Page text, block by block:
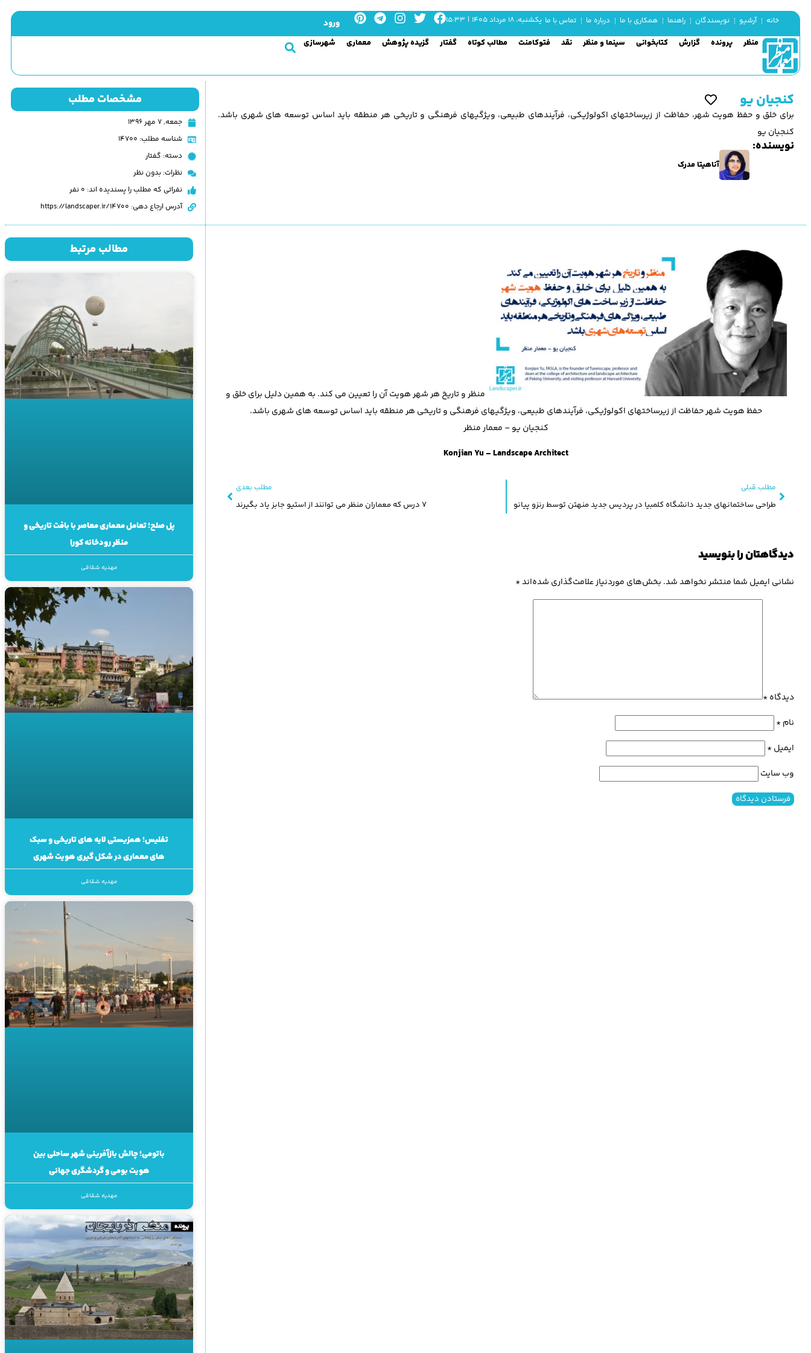
خانه آرشیو نویسندگان راهنما همکاری با ما درباره ما تماس با ما یکشنبه، ۱۸ مرداد ۱۴۰۵ | ۱۵:۳۳ ورود
منظر پرونده گزارش کتابخوانی سینما و منظر نقد فتوکامنت مطالب کوتاه گفتار گزیده پژوهش معماری شهرسازی
کنجیان یو
برای خلق و حفظ هويت شهر، حفاظت از زيرساختهای اكولوژيكی، فرآيندهای طبيعی، ويژگیهای فرهنگی و تاريخی هر منطقه بايد اساس توسعه های شهری باشد.
کنجیان یو
نویسنده:
آناهیتا مدرک
مشخصات مطلب
جمعه, ۷ مهر ۱۳۹۶
شناسه مطلب: 14700
دسته: گفتار
نظرات: بدون نظر
نفراتی که مطلب را پسندیده اند: 0 نفر
آدرس ارجاع دهی: https://landscaper.ir/14700
منظر و تاريخ هر شهر هويت آن را تعيين می كند. به همين دليل برای خلق و
حفظ هويت شهر حفاظت از زيرساختهای اكولوژيكی، فرآيندهای طبيعی، ويژگیهای فرهنگی و تاريخی هر منطقه بايد اساس توسعه های شهری باشد.
کنجیان یو – معمار منظر
Konjian Yu – Landscape Architect
مطلب قبلی
طراحی ساختمانهای جدید دانشگاه کلمبیا در پردیس جدید منهتن توسط رنزو پیانو
مطلب بعدی
7 درس که معماران منظر می توانند از استیو جابز یاد بگیرند
دیدگاهتان را بنویسید
نشانی ایمیل شما منتشر نخواهد شد. بخش‌های موردنیاز علامت‌گذاری شده‌اند*
دیدگاه*
نام*
ایمیل*
وب‌ سایت
مطالب مرتبط
پل صلح؛ تعامل معماری معاصر با بافت تاریخی و
منظر رودخانه کورا
مهدیه شقاقی
تفلیس؛ همزیستی لایه های تاریخی و سبک
های معماری در شکل گیری هویت شهری
مهدیه شقاقی
باتومی؛ چالش بازآفرینی شهر ساحلی بین
هویت بومی و گردشگری جهانی
مهدیه شقاقی